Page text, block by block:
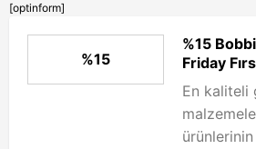
[optinform]
%15
%15
Friday
En kaliteli